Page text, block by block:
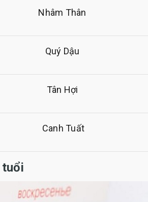
Nhâm Thân
Quý Dậu
Tân Hợi
Canh Tuất
tuổi